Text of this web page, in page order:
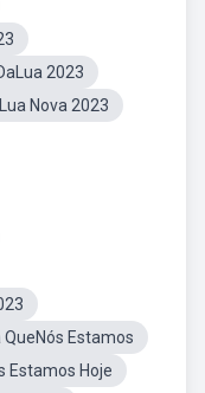
2023
Nova 2023
QueNós Estamos
Estamos Hoje